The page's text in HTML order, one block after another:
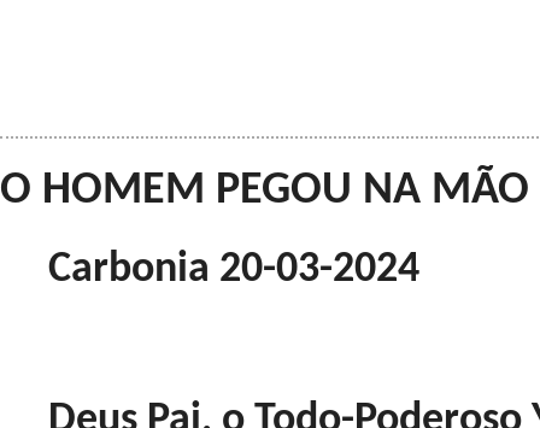
O HOMEM PEGOU NA
Carbonia 20-03-2024